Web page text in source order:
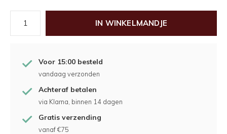
IN WINKELMANDJE
Voor 15:00 besteld
vandaag verzonden
Achteraf betalen
via Klarna, binnen 14 dagen
Gratis verzending
vanaf €75